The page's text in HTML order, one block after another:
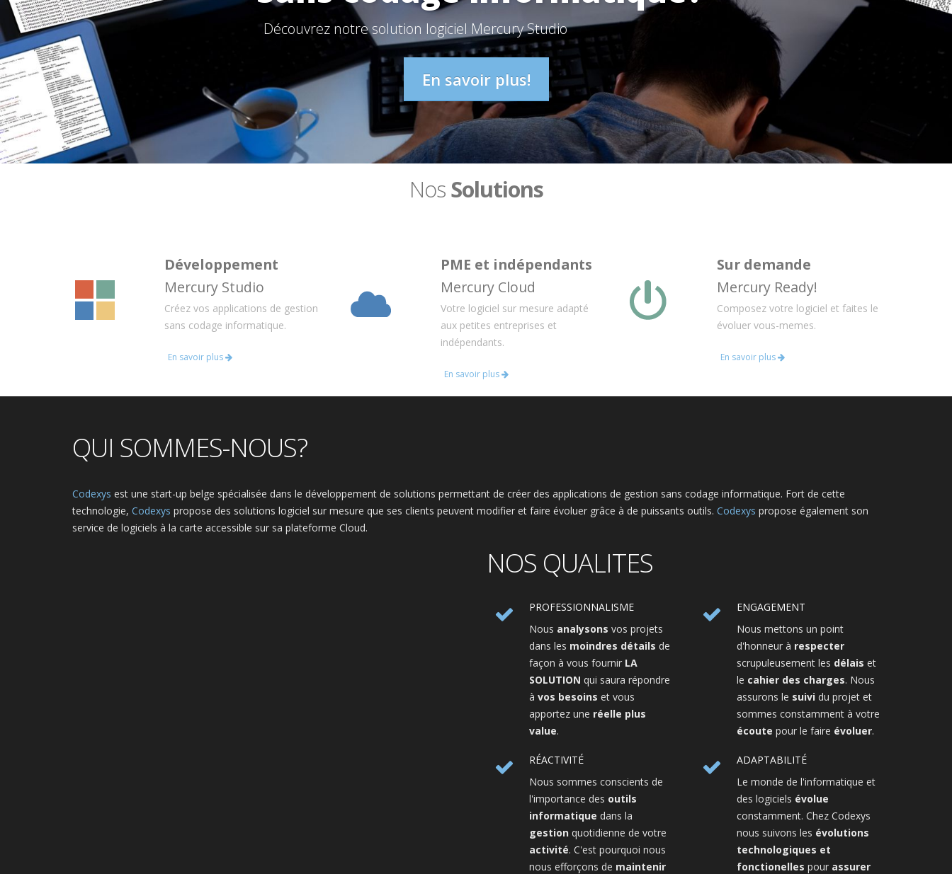
Découvrez notre solution logiciel Mercury Studio
En savoir plus!
NosSolutions
Développement
Mercury Studio
Créez vos applications de gestion
sans codage informatique.
En savoir plus
PME et indépendants
Mercury Cloud
Votre logiciel sur mesure adapté
aux petites entreprises et
indépendants.
En savoir plus
Sur demande
Mercury Ready!
Composez votre logiciel et faites le
évoluer vous-memes.
En savoir plus
QUI SOMMES-NOUS?
Codexys est une start-up belge spécialisée dans le développement de solutions permettant de créer des applications de gestion sans codage informatique. Fort de cette
technologie, Codexys propose des solutions logiciel sur mesure que ses clients peuvent modifier et faire évoluer grâce à de puissants outils. Codexys propose également son
service de logiciels à la carte accessible sur sa plateforme Cloud.
NOS QUALITES
PROFESSIONNALISME
Nous analysons vos projets
dans les moindres détails de
façon à vous fournir LA
SOLUTION qui saura répondre
à vos besoins et vous
apportez une réelle plus
value.
ENGAGEMENT
Nous mettons un point
d'honneur à respecter
scrupuleusement les délais et
le cahier des charges. Nous
assurons le suividu projet et
sommes constamment à votre
écoute pour le faire évoluer.
RÉACTIVITÉ
Nous sommes conscients de
l'importance des outils
informatique dans la
gestion quotidienne de votre
activité. C'est pourquoi nous
nous efforçons de maintenir
ADAPTABILITÉ
Le monde de l'informatique et
des logiciels évolue
constamment. Chez Codexys
nous suivons les évolutions
technologiques et
fonctionelles pour assurer